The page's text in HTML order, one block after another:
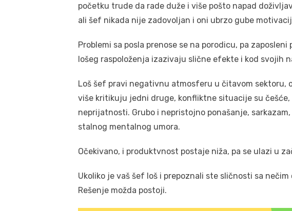
početku trude da rade duže i više pošto napad
ali šef nikada nije zadovoljan i oni ubrzo gube
Problemi sa posla prenose se na porodicu, pa
lošeg raspoloženja izazivaju slične efekte i kod svojih
Loš šef pravi negativnu atmosferu u čitavom sektoru,
više kritikuju jedni druge, konfliktne situacije su češće,
neprijatnosti. Grubo i nepristojno ponašanje,
stalnog mentalnog umora.
Očekivano, i produktvnost postaje niža, pa se ulazi u
Ukoliko je vaš šef loš i prepoznali ste sličnosti sa
Rešenje možda postoji.